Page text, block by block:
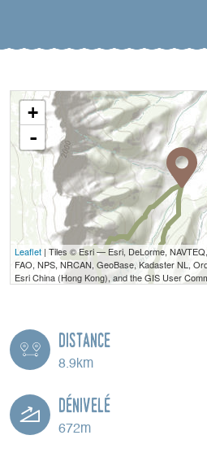
+
-
Leaflet | Tiles © Esri — Esri, DeLorme,
FAO, NPS, NRCAN, GeoBase, Kadaster NL,
Esri China (Hong Kong), and the GIS User
Distance
8.9km
Dénivelé
672m